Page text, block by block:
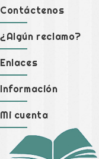
Contáctenos
¿Algún reclamo?
Enlaces
Información
Mi cuenta